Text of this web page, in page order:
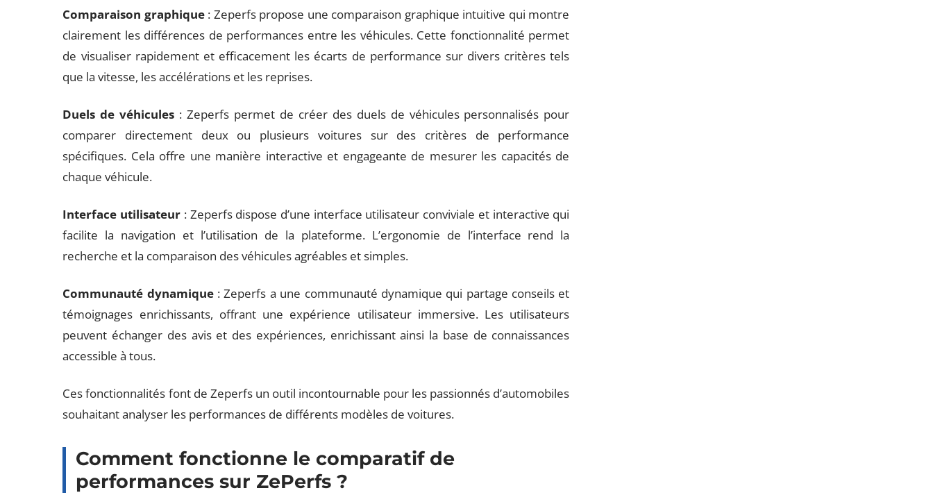
Comparaison graphique: Zeperfs propose une comparaison graphique intuitive qui montre
clairement les différences de performances entre les véhicules. Cette fonctionnalité permet
de visualiser rapidement et efficacement les écarts de performance sur divers critères tels
que la vitesse, les accélérations et les reprises.
Duels de véhicules : Zeperfs permet de créer des duels de véhicules personnalisés pour
comparer directement deux ou plusieurs voitures sur des critères de performance
spécifiques. Cela offre une manière interactive et engageante de mesurer les capacités de
chaque véhicule.
Interface utilisateur : Zeperfs dispose d’une interface utilisateur conviviale et interactive qui
facilite la navigation et l’utilisation de la plateforme. L’ergonomie de l’interface rend la
recherche et la comparaison des véhicules agréables et simples.
Communauté dynamique: Zeperfs a une communauté dynamique qui partage conseils et
témoignages enrichissants, offrant une expérience utilisateur immersive. Les utilisateurs
peuvent échanger des avis et des expériences, enrichissant ainsi la base de connaissances
accessible à tous.
Ces fonctionnalités font de Zeperfs un outil incontournable pour les passionnés d’automobiles
souhaitant analyser les performances de différents modèles de voitures.
Comment fonctionne le comparatif de
performances sur ZePerfs ?